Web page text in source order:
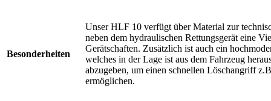
Besonderheiten
Unser HLF 10 verfügt über Material zur
neben dem hydraulischen Rettungsgerät eine
Gerätschaften. Zusätzlich ist auch ein
welches in der Lage ist aus dem Fahrzeug
abzugeben, um einen schnellen Löschangriff
ermöglichen.